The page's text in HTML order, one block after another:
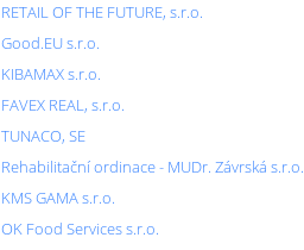
RETAIL OF THE FUTURE, s.r.o.
Good.EU s.r.o.
KIBAMAX s.r.o.
FAVEX REAL, s.r.o.
TUNACO, SE
Rehabilitační ordinace - MUDr. Závrská s.r.o.
KMS GAMA s.r.o.
OK Food Services s.r.o.